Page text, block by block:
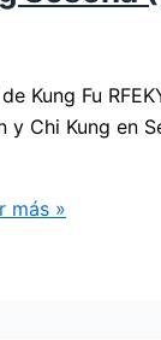
Kung Fu
Chi Kung
más »